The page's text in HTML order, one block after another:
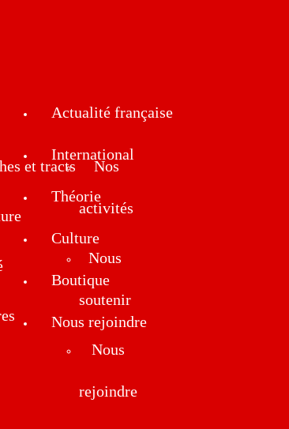
et tracts Nos
activités
Nous
soutenir
Nous
rejoindre
Actualité française
International
Théorie
Culture
Boutique
Nous rejoindre